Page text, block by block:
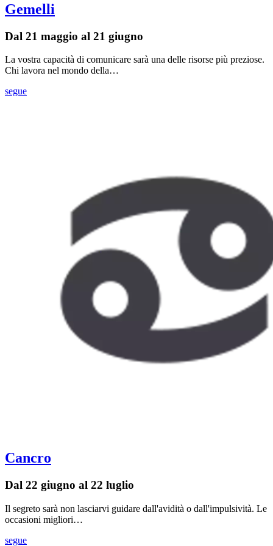
Gemelli
Dal 21 maggio al 21 giugno
La vostra capacità di comunicare sarà una delle risorse più preziose.
Chi lavora nel mondo della…
segue
Cancro
Dal 22 giugno al 22 luglio
Il segreto sarà non lasciarvi guidare dall'avidità o dall'impulsività. Le
occasioni migliori…
segue